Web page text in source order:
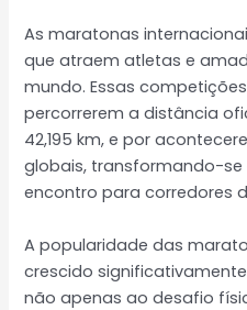
As maratonas
que atraem atletas e
mundo. Essas
percorrerem a distância
42,195 km, e por
globais, transformando-
encontro para corredores
A popularidade das
crescido
não apenas ao desafio